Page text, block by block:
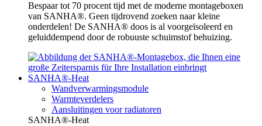
Bespaar tot 70 procent tijd met de moderne montageboxen
van SANHA®. Geen tijdrovend zoeken naar kleine
onderdelen! De SANHA® doos is al voorgeïsoleerd en
geluiddempend door de robuuste schuimstof behuizing.
SANHA®-Heat
Wandverwarmingsmodule
Warmteverdelers
Aansluitingen voor radiatoren
SANHA®-Heat